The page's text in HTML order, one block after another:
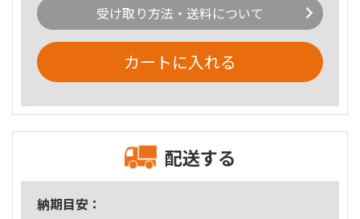
受け取り方法・送料について
カートに入れる
配送する
納期目安：